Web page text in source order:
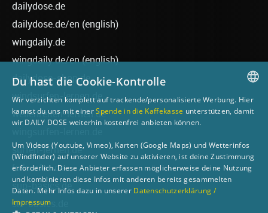
dailydose.de
dailydose.de/en (english)
wingdaily.de
wingdaily.de/en(english)
dailydose-shop.de
windsurfen-lernen.de
wellenreiten-lernen.de
surfen-lernen.de
foilsurfen.de
sup-basics.de
ski-basics.de
GERMAN
Du hast die Cookie-Kontrolle
Wir verzichten komplett auf trackende/personalisierte Werbung. Hier
kannst du uns mit einerSpende in die Kaffekasse unterstützen, damit
wir DAILY DOSE weiterhin kostenfrei anbieten können.
Um Videos (Youtube, Vimeo), Karten (Google Maps) und Wetterinfos
(Windfinder) auf unserer Website zu aktivieren, ist deine Zustimmung
erforderlich. Diese Anbieter erfassen möglicherweise deine Nutzung
und kombinieren diese Infos mit anderen bereits gesammelten
Daten. Mehr Infos dazu in unserer Datenschutzerklärung /
Impressum